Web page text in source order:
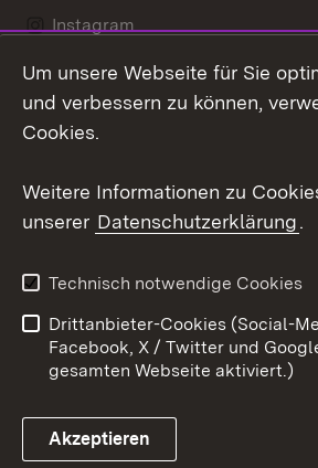
Instagram
LinkedIn
Link zum Landesportal
Datenschutz
Impressum
Cookies
Um unsere Webseite für Sie
und verbessern zu können,
Cookies.
Weitere Informationen zu
unserer Datenschutzerklärung.
Technisch notwendige Cookies
Drittanbieter-Cookies (Social-
Facebook, X / Twitter und
gesamten Webseite aktiviert.)
Akzeptieren